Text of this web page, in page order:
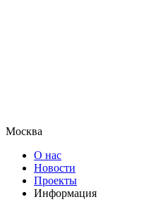
Москва
О нас
Новости
Проекты
Информация